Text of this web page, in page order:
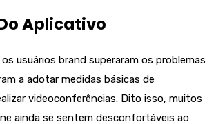
Aplicativo
usuários brand superaram os problemas
a adotar medidas básicas de
videoconferências. Dito isso, muitos
ainda se sentem desconfortáveis ao